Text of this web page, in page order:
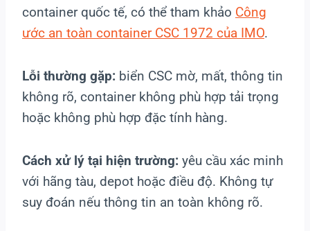
container quốc tế, có thể tham khảo Công
ước an toàn container CSC 1972 của IMO.
Lỗi thường gặp: biển CSC mờ, mất, thông tin
không rõ, container không phù hợp tải trọng
hoặc không phù hợp đặc tính hàng.
Cách xử lý tại hiện trường: yêu cầu xác minh
với hãng tàu, depot hoặc điều độ. Không tự
suy đoán nếu thông tin an toàn không rõ.